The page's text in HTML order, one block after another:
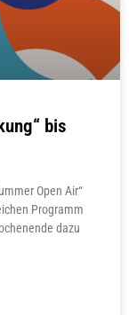
bis
Open Air“
Programm
dazu